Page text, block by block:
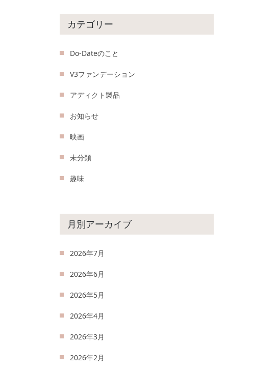
カテゴリー
Do-Dateのこと
V3ファンデーション
アディクト製品
お知らせ
映画
未分類
趣味
月別アーカイブ
2026年7月
2026年6月
2026年5月
2026年4月
2026年3月
2026年2月